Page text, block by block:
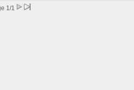
1/1